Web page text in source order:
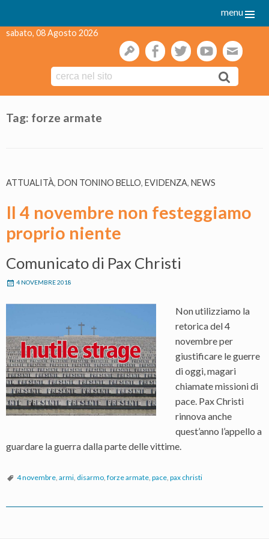
menu
sabato, 08 Agosto 2026
gestionefacebooktwitteryoutube
to
Tag: forze armate
ATTUALITÀ, DON TONINO BELLO, EVIDENZA, NEWS
Il 4 novembre non festeggiamo
proprio niente
Comunicato di Pax Christi
4 NOVEMBRE 2018
Non utilizziamo la
retorica del 4
novembre per
giustificare le guerre
di oggi, magari
chiamate missioni di
pace. Pax Christi
rinnova anche
quest’anno l’appello a
guardare la guerra dalla parte delle vittime.
4 novembre, armi, disarmo, forze armate, pace, pax christi